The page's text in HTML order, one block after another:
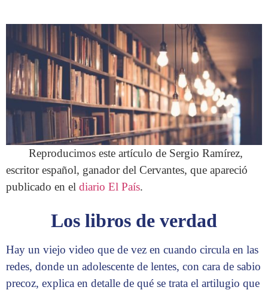
Reproducimos este artículo de Sergio Ramírez,
escritor español, ganador del Cervantes, que apareció
publicado en el diario El País.
Los libros de verdad
Hay un viejo video que de vez en cuando circula en las
redes, donde un adolescente de lentes, con cara de sabio
precoz, explica en detalle de qué se trata el artilugio que